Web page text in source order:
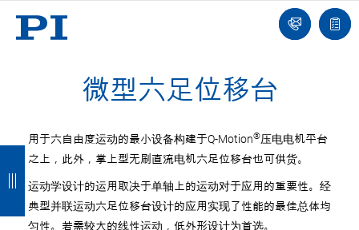
联
系
报
价
们
微型六足位移台
用于六自由度运动的最小设备构建于Q-Motion®压电电机平台
之上，此外，掌上型无刷直流电机六足位移台也可供货。
运动学设计的运用取决于单轴上的运动对于应用的重要性。经
典型并联运动六足位移台设计的应用实现了性能的最佳总体均
匀性。若需较大的线性运动，低外形设计为首选。
返
回
返
回
返
回
返
回